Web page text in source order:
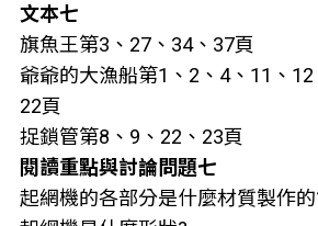
文本七
旗魚王第3、27、34、37頁
爺爺的大漁船第1、2、4、11、12
22頁
捉鎖管第8、9、22、23頁
閱讀重點與討論問題七
起網機的各部分是什麼材質製作的